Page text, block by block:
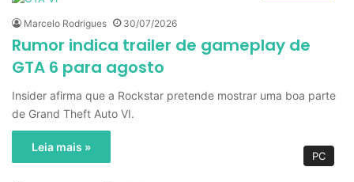
Marcelo Rodrigues 30/07/2026
Rumor indica trailer de gameplay de
GTA 6 para agosto
Insider afirma que a Rockstar pretende mostrar uma boa parte
de Grand Theft Auto VI.
Leia mais »
PC